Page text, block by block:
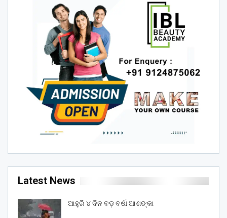
Latest News
ଆହୁରି ୪ ଦିନ ବଡ଼ ବର୍ଷା ଆଶଙ୍କା